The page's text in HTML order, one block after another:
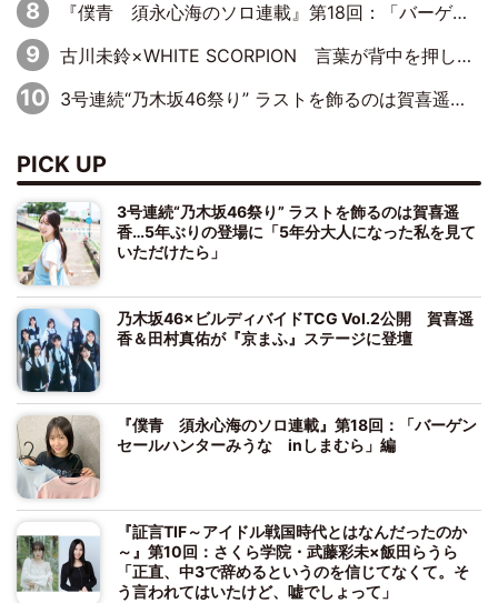
『僕青 須永心海のソロ連載』第18回：「バーゲンセールハンターみうな inしまむら」編
古川未鈴×WHITE SCORPION 言葉が背中を押した“それぞれの決意”
3号連続“乃木坂46祭り” ラストを飾るのは賀喜遥香…5年ぶりの登場に「5年分大人になった私を見ていただけたら」
PICK UP
3号連続“乃木坂46祭り” ラストを飾るのは賀喜遥
香…5年ぶりの登場に「5年分大人になった私を見て
いただけたら」
乃木坂46×ビルディバイドTCG Vol.2公開 賀喜遥
香＆田村真佑が『京まふ』ステージに登壇
『僕青 須永心海のソロ連載』第18回：「バーゲン
セールハンターみうな inしまむら」編
『証言TIF～アイドル戦国時代とはなんだったのか
～』第10回：さくら学院・武藤彩未×飯田らうら
「正直、中3で辞めるというのを信じてなくて。そ
う言われてはいたけど、嘘でしょって」